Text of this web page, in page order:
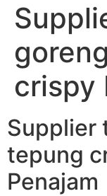
crispy
Supplier
tepung
Penajam